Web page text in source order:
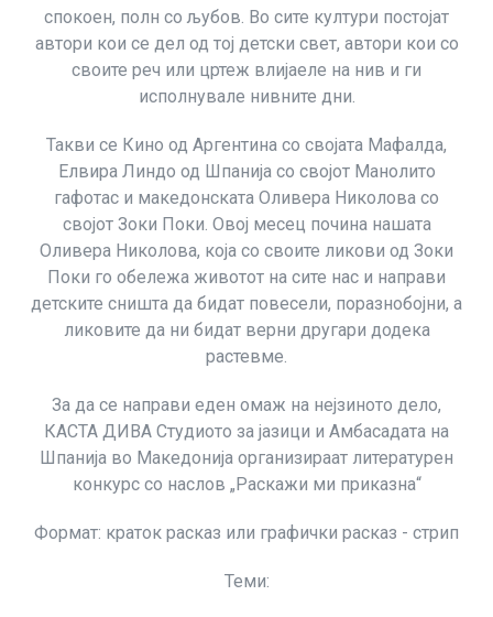
спокоен, полн со љубов. Во сите култури постојат
автори кои се дел од тој детски свет, автори кои со
своите реч или цртеж влијаеле на нив и ги
исполнувале нивните дни.
Такви се Кино од Аргентина со својата Мафалда,
Елвира Линдо од Шпанија со својот Манолито
гафотас и македонската Оливера Николова со
својот Зоки Поки. Овој месец почина нашата
Оливера Николова, која со своите ликови од Зоки
Поки го обележа животот на сите нас и направи
детските сништа да бидат повесели, поразнобојни, а
ликовите да ни бидат верни другари додека
растевме.
За да се направи еден омаж на нејзиното дело,
КАСТА ДИВА Студиото за јазици и Амбасадата на
Шпанија во Македонија организираат литературен
конкурс со наслов „Раскажи ми приказна“
Формат: краток расказ или графички расказ - стрип
Теми: